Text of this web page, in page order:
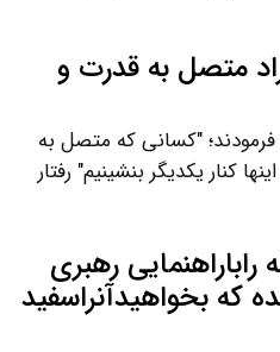
متصل به قدرت و
فرمودند؛ "کسانی که متصل به
کنار یکدیگر بنشینیم" رفتار
رهبری
که بخواهیدآنراسفید